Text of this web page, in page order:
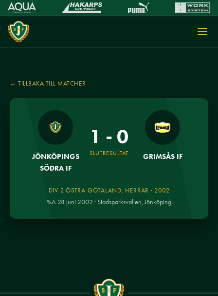
← TILLBAKA TILL MATCHER
JÖNKÖPINGS
SÖDRA IF
1 - 0
SLUTRESULTAT GRIMSÅS IF
DIV 2 ÖSTRA GÖTALAND, HERRAR · 2002
%A 28 juni 2002 · Stadsparksvallen, Jönköping